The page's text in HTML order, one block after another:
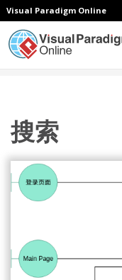
Visual Paradigm Online
搜索